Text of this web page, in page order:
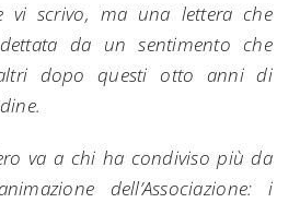
vi scrivo, ma una lettera che
da un sentimento che
dopo questi otto anni di
va a chi ha condiviso più da
dell’Associazione: i